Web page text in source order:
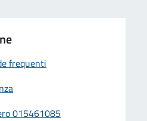
frequenti
015461085